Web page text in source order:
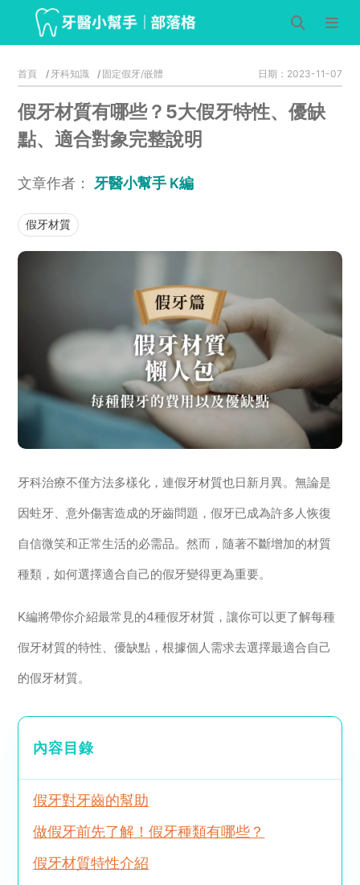
首頁 牙科知識 固定假牙/嵌體 日期：2023-11-07
假牙材質有哪些？5大假牙特性、優缺
點、適合對象完整說明
文章作者： 牙醫小幫手 K編
假牙材質
牙科治療不僅方法多樣化，連假牙材質也日新月異。無論是
因蛀牙、意外傷害造成的牙齒問題，假牙已成為許多人恢復
自信微笑和正常生活的必需品。然而，隨著不斷增加的材質
種類，如何選擇適合自己的假牙變得更為重要。
K編將帶你介紹最常見的4種假牙材質，讓你可以更了解每種
假牙材質的特性、優缺點，根據個人需求去選擇最適合自己
的假牙材質。
內容目錄
假牙對牙齒的幫助
做假牙前先了解！假牙種類有哪些？
假牙材質特性介紹